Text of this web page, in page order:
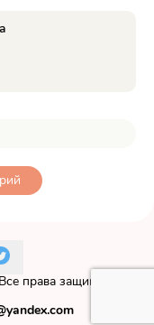
права защищены.